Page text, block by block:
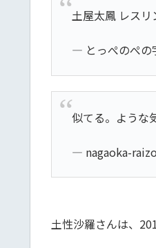
土屋太鳳 レス
— とっぺのぺの
似てる。ような
— nagaoka-
土性沙羅さんは、